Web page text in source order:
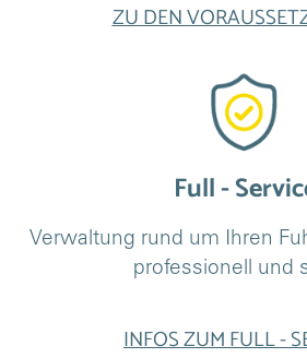
ZU DEN
Full -
Verwaltung rund um Ihren
professionell und
INFOS ZUM FULL -